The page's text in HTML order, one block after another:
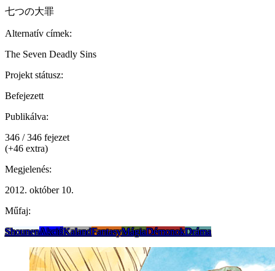
七つの大罪
Alternatív címek:
The Seven Deadly Sins
Projekt státusz:
Befejezett
Publikálva:
346 / 346 fejezet
(+46 extra)
Megjelenés:
2012. október 10.
Műfaj:
ShounenAkcióKalandFantasyMágiaDémonokDráma